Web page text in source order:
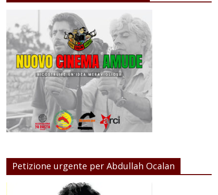
Petizione urgente per Abdullah Ocalan